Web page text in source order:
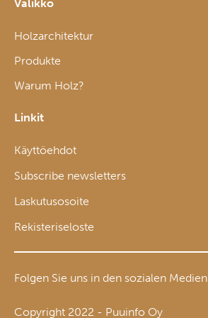
Valikko
Holzarchitektur
Produkte
Warum Holz?
Linkit
Käyttöehdot
Subscribe newsletters
Laskutusosoite
Rekisteriseloste
Folgen Sie uns in den sozialen Medien
Copyright 2022 - Puuinfo Oy